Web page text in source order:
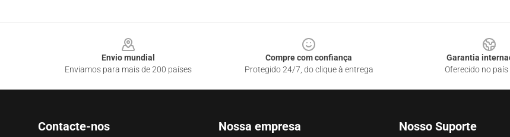
Envio mundial
Enviamos para mais de 200 países
Compre com confiança
Protegido 24/7, do clique à entrega
Garantia
Oferecido no país
Contacte-nos Nossa empresa Nosso Suporte